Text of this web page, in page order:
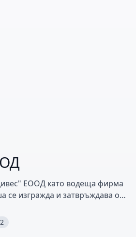
ЕООД като водеща фирма
се изгражда и затвръждава от
и разрастване на
2